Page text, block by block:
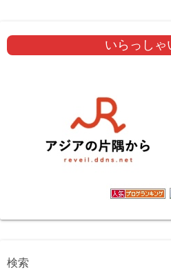
いらっしゃ
検索